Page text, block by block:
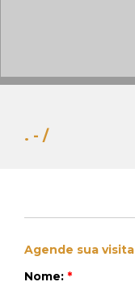
. - /
Agende sua visita
Nome: *